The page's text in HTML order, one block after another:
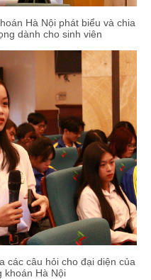
Hà Nội phát biểu và chia
dành cho sinh viên
các câu hỏi cho đại diện của
khoán Hà Nội